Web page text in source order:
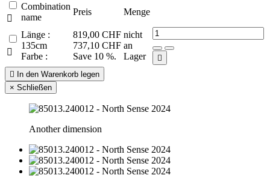

Combination
name
Preis Menge

Länge :
135cm
Farbe :
819,00 CHF
737,10 CHF
Save 10 %.
nicht
an
Lager

 In den Warenkorb legen
× Schließen
Another dimension